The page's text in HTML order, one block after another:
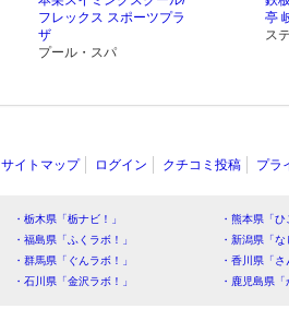
フレックス スポーツプラ
ザ
プール・スパ
亭
ス
サイトマップ ログイン クチコミ投稿 プラ
・栃木県「栃ナビ！」
・熊本県「
・福島県「ふくラボ！」
・新潟県「
・群馬県「ぐんラボ！」
・香川県「
・石川県「金沢ラボ！」
・鹿児島県